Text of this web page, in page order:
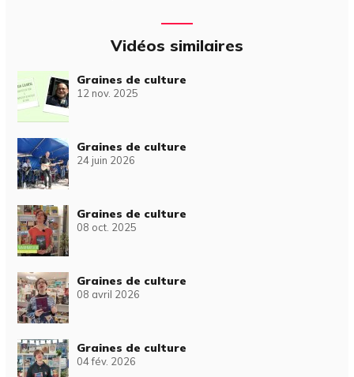
Vidéos similaires
Graines de culture
12 nov. 2025
Graines de culture
24 juin 2026
Graines de culture
08 oct. 2025
Graines de culture
08 avril 2026
Graines de culture
04 fév. 2026